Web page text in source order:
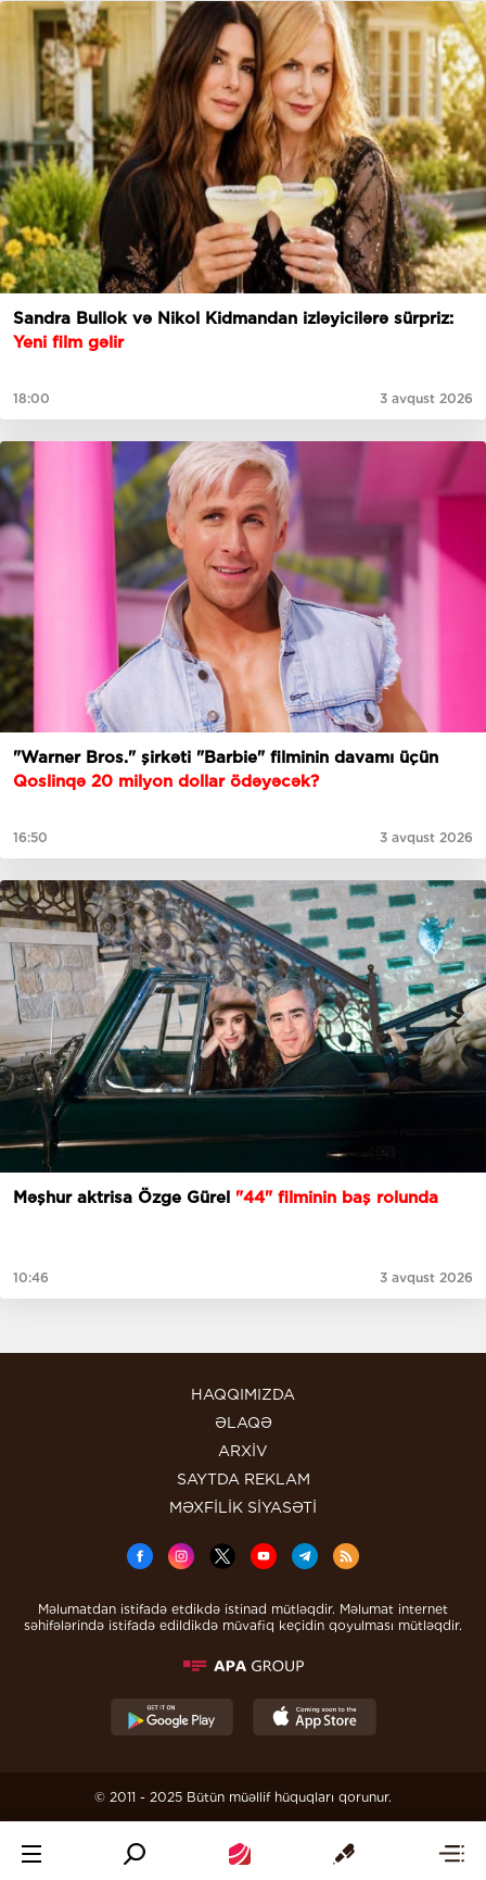
Sandra Bullok və Nikol Kidmandan izləyicilərə sürpriz:
Yeni film gəlir
18:00 3 avqust 2026
"Warner Bros." şirkəti "Barbie" filminin davamı üçün
Qoslinqə 20 milyon dollar ödəyəcək?
16:50 3 avqust 2026
Məşhur aktrisa Özge Gürel "44" filminin baş rolunda
10:46 3 avqust 2026
HAQQIMIZDA
ƏLAQƏ
ARXİV
SAYTDA REKLAM
MƏXFİLİK SİYASƏTİ
Məlumatdan istifadə etdikdə istinad mütləqdir. Məlumat internet
səhifələrində istifadə edildikdə müvafiq keçidin qoyulması mütləqdir.
© 2011 - 2025 Bütün müəllif hüquqları qorunur.